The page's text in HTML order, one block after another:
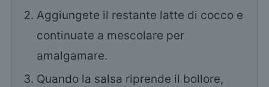
Aggiungete il restante latte di cocco e
continuate a mescolare per
amalgamare.
Quando la salsa riprende il bollore,